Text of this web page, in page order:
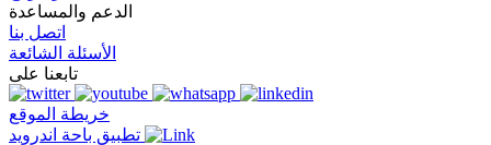
الدعم والمساعدة
اتصل بنا
الأسئلة الشائعة
تابعنا على
خريطة الموقع